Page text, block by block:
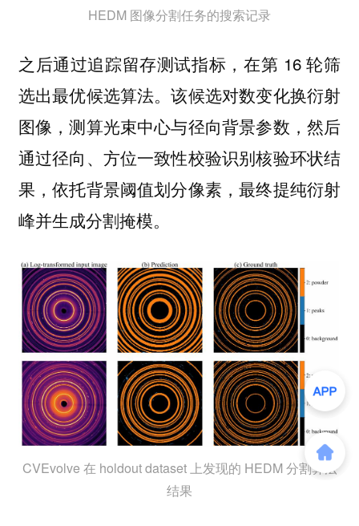
HEDM 图像分割任务的搜索记录
之后通过追踪留存测试指标，在第 16 轮筛
选出最优候选算法。该候选对数变化换衍射
图像，测算光束中心与径向背景参数，然后
通过径向、方位一致性校验识别核验环状结
果，依托背景阈值划分像素，最终提纯衍射
峰并生成分割掩模。
CVEvolve 在 holdout dataset 上发现的 HEDM 分割算法
结果